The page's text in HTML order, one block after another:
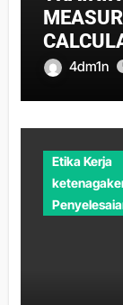
4dm1n
Etika Kerja